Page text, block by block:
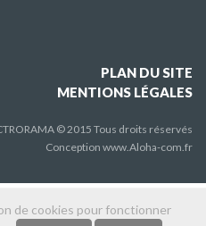
PLAN DU SITE
MENTIONS LÉGALES
© 2015 Tous droits réservés
Conception www.Aloha-com.fr
de cookies pour fonctionner